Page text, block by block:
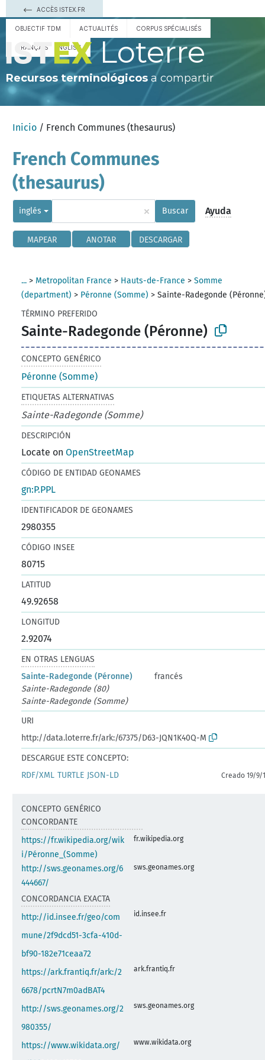
ACCÈS ISTEX.FR
OBJECTIF TDM ACTUALITÉS CORPUS SPÉCIALISÉS
FRANÇAIS ENGLISH Loterre
Recursos terminológicos a compartir
Inicio / French Communes (thesaurus)
French Communes
(thesaurus)
inglés × Buscar Ayuda
MAPEAR ANOTAR DESCARGAR
... > Metropolitan France > Hauts-de-France >Somme
(department) > Péronne (Somme) >Sainte-Radegonde
TÉRMINO PREFERIDO
Sainte-Radegonde (Péronne)
CONCEPTO GENÉRICO
Péronne (Somme)
ETIQUETAS ALTERNATIVAS
Sainte-Radegonde (Somme)
DESCRIPCIÓN
Locate onOpenStreetMap
CÓDIGO DE ENTIDAD GEONAMES
gn:P.PPL
IDENTIFICADOR DE GEONAMES
2980355
CÓDIGO INSEE
80715
LATITUD
49.92658
LONGITUD
2.92074
EN OTRAS LENGUAS
Sainte-Radegonde (Péronne)
francés
Sainte-Radegonde (80)
Sainte-Radegonde (Somme)
URI
http://data.loterre.fr/ark:/67375/D63-JQN1K40Q-M
DESCARGUE ESTE CONCEPTO:
RDF/XML TURTLE JSON-LD Creado 19/9/
CONCEPTO GENÉRICO
CONCORDANTE
https://fr.wikipedia.org/wik
i/Péronne_(Somme)
fr.wikipedia.org
http://sws.geonames.org/6
444667/
sws.geonames.org
CONCORDANCIA EXACTA
http://id.insee.fr/geo/com
mune/2f9dcd51-3cfa-410d-
bf90-182e71ceaa72
id.insee.fr
https://ark.frantiq.fr/ark:/2
6678/pcrtN7m0adBAT4
ark.frantiq.fr
http://sws.geonames.org/2
980355/
sws.geonames.org
https://www.wikidata.org/
www.wikidata.org